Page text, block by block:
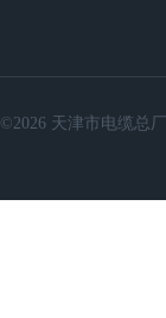
©2026 天津市电缆总